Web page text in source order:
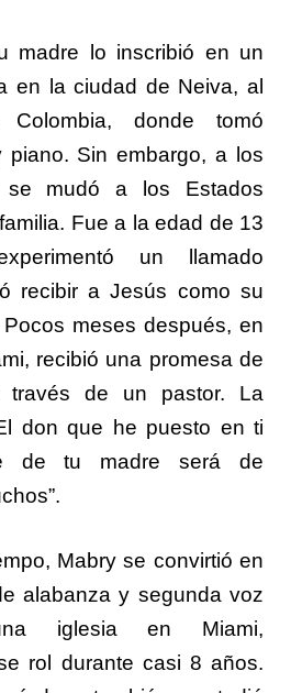
madre lo inscribió en un
en la ciudad de Neiva, al
Colombia, donde tomó
Sin embargo, a los
mudó a los Estados
Fue a la edad de 13
un llamado
recibir a Jesús como su
meses después, en
recibió una promesa de
de un pastor. La
don que he puesto en ti
de tu madre será de
Mabry se convirtió en
alabanza y segunda voz
iglesia en Miami,
rol durante casi 8 años.